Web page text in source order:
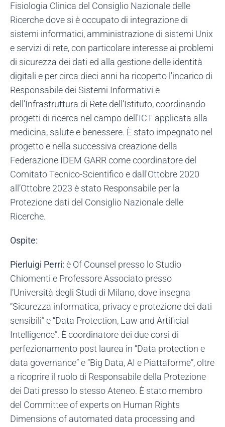
Fisiologia Clinica del Consiglio Nazionale delle
Ricerche dove si è occupato di integrazione di
sistemi informatici, amministrazione di sistemi Unix
e servizi di rete, con particolare interesse ai problemi
di sicurezza dei dati ed alla gestione delle identità
digitali e per circa dieci anni ha ricoperto l'incarico di
Responsabile dei Sistemi Informativi e
dell'Infrastruttura di Rete dell’Istituto, coordinando
progetti di ricerca nel campo dell'ICT applicata alla
medicina, salute e benessere. È stato impegnato nel
progetto e nella successiva creazione della
Federazione IDEM GARR come coordinatore del
Comitato Tecnico-Scientifico e dall'Ottobre 2020
all’Ottobre 2023 è stato Responsabile per la
Protezione dati del Consiglio Nazionale delle
Ricerche.
Ospite:
Pierluigi Perri: è Of Counsel presso lo Studio
Chiomenti e Professore Associato presso
l’Università degli Studi di Milano, dove insegna
“Sicurezza informatica, privacy e protezione dei dati
sensibili” e “Data Protection, Law and Artificial
Intelligence”. È coordinatore dei due corsi di
perfezionamento post laurea in “Data protection e
data governance” e “Big Data, AI e Piattaforme”, oltre
a ricoprire il ruolo di Responsabile della Protezione
dei Dati presso lo stesso Ateneo. È stato membro
del Committee of experts on Human Rights
Dimensions of automated data processing and